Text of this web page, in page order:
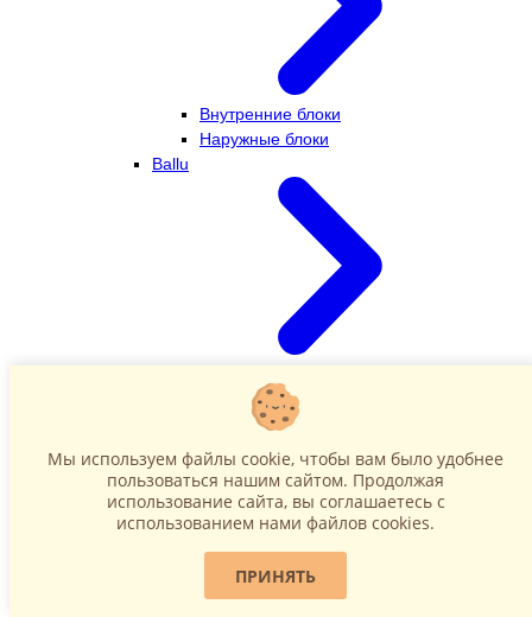
Внутренние блоки
Наружные блоки
Ballu
Наружные блоки
Мы используем файлы cookie, чтобы вам было удобнее
пользоваться нашим сайтом. Продолжая
использование сайта, вы соглашаетесь c
использованием нами файлов cookies.
ПРИНЯТЬ